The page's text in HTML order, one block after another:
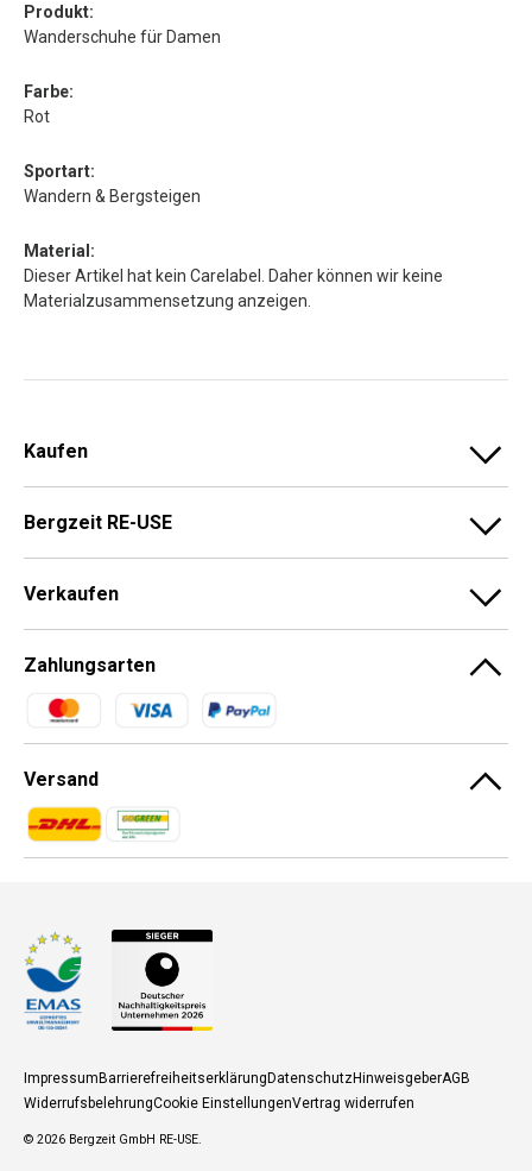
Produkt:
Wanderschuhe für Damen
Farbe:
Rot
Sportart:
Wandern & Bergsteigen
Material:
Dieser Artikel hat kein Carelabel. Daher können wir keine
Materialzusammensetzung anzeigen.
Kaufen
Bergzeit RE-USE
Verkaufen
Zahlungsarten
Zahlungsmethoden
Versand
Zahlungsmethoden
Zahlungsmethoden
ImpressumBarrierefreiheitserklärungDatenschutzHinweisgeberAGB
WiderrufsbelehrungCookie EinstellungenVertrag widerrufen
© 2026 Bergzeit GmbH RE-USE.